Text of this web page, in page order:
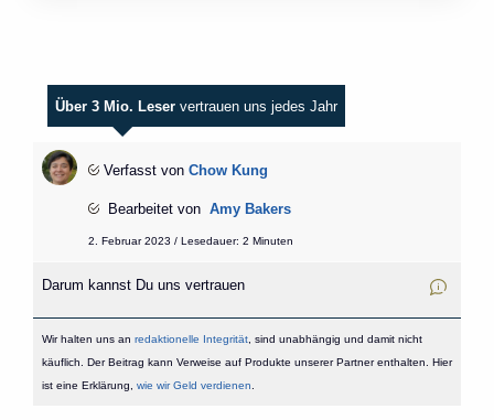
Über 3 Mio. Leser vertrauen uns jedes Jahr
Verfasst von Chow Kung
Bearbeitet von Amy Bakers
2. Februar 2023 / Lesedauer: 2 Minuten
Darum kannst Du uns vertrauen
Wir halten uns an redaktionelle Integrität, sind unabhängig und damit nicht
käuflich. Der Beitrag kann Verweise auf Produkte unserer Partner enthalten. Hier
ist eine Erklärung, wie wir Geld verdienen